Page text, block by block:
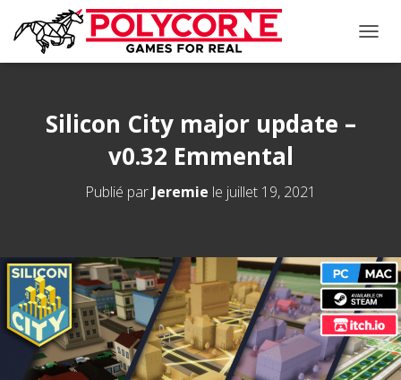
É
G
A
T
I
O
N
Silicon City major update –
v0.32 Emmental
Publié par Jeremie le juillet 19, 2021